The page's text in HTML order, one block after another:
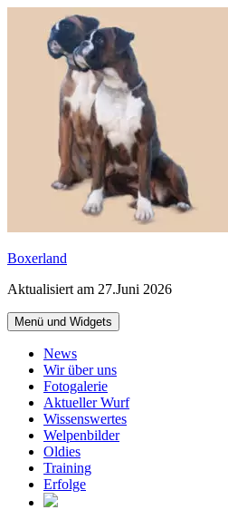
springen
Boxerland
Aktualisiert am 27.Juni 2026
Menü und Widgets
News
Wir über uns
Fotogalerie
Aktueller Wurf
Wissenswertes
Welpenbilder
Oldies
Training
Erfolge